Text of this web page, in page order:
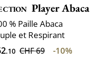
Player Abaca
% Paille Abaca
et Respirant
.10 CHF 69 -10%